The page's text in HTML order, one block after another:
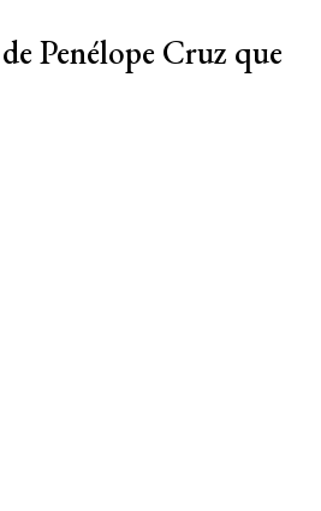
Penélope Cruz que